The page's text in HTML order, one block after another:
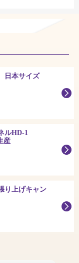
本サイズ
ルHD-1
産
り上げキャン